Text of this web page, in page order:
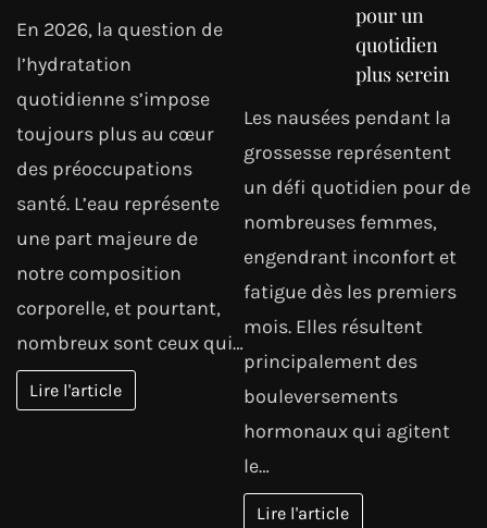
En 2026, la question de
l’hydratation
quotidienne s’impose
toujours plus au cœur
des préoccupations
santé. L’eau représente
une part majeure de
notre composition
corporelle, et pourtant,
nombreux sont ceux qui…
Lire l'article
pour un
quotidien
plus serein
Les nausées pendant la
grossesse représentent
un défi quotidien pour de
nombreuses femmes,
engendrant inconfort et
fatigue dès les premiers
mois. Elles résultent
principalement des
bouleversements
hormonaux qui agitent
le…
Lire l'article